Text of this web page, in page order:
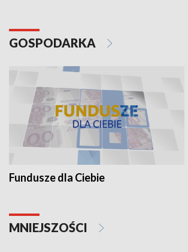
GOSPODARKA
Fundusze dla Ciebie
MNIEJSZOŚCI